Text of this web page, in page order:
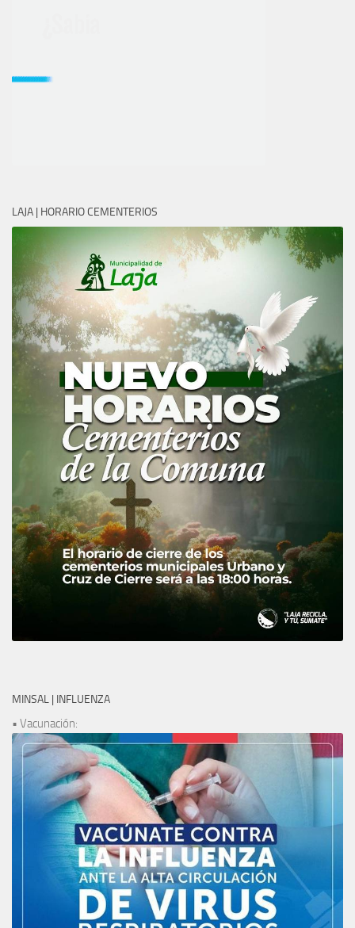
LAJA | HORARIO CEMENTERIOS
MINSAL | INFLUENZA
• Vacunación: